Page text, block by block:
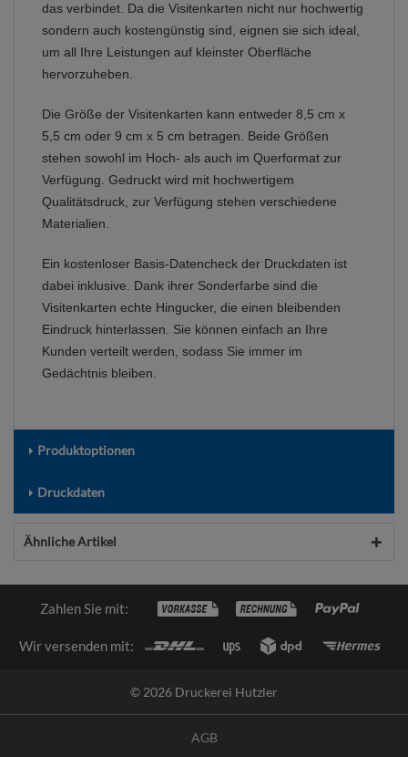
das verbindet. Da die Visitenkarten nicht nur hochwertig
sondern auch kostengünstig sind, eignen sie sich ideal,
um all Ihre Leistungen auf kleinster Oberfläche
hervorzuheben.
Die Größe der Visitenkarten kann entweder 8,5 cm x
5,5 cm oder 9 cm x 5 cm betragen. Beide Größen
stehen sowohl im Hoch- als auch im Querformat zur
Verfügung. Gedruckt wird mit hochwertigem
Qualitätsdruck, zur Verfügung stehen verschiedene
Materialien.
Ein kostenloser Basis-Datencheck der Druckdaten ist
dabei inklusive. Dank ihrer Sonderfarbe sind die
Visitenkarten echte Hingucker, die einen bleibenden
Eindruck hinterlassen. Sie können einfach an Ihre
Kunden verteilt werden, sodass Sie immer im
Gedächtnis bleiben.
Produktoptionen
Druckdaten
Ähnliche Artikel
Zahlen Sie mit:
Wir versenden mit:
© 2026 Druckerei Hutzler
AGB